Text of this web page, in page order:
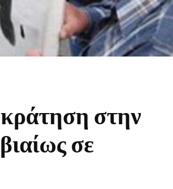
στην
σε